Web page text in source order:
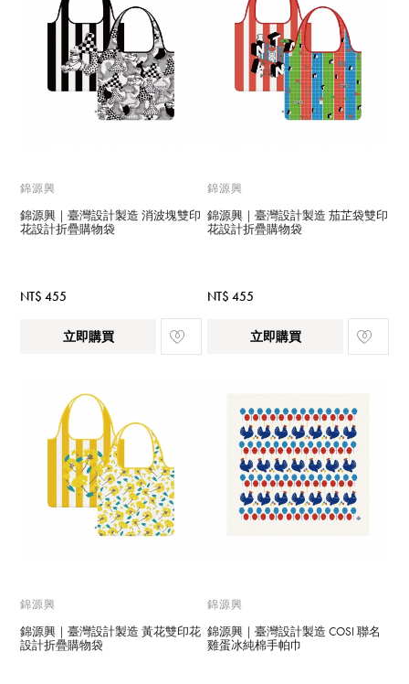
錦源興
錦源興｜臺灣設計製造 消波塊雙印
花設計折疊購物袋
NT$ 455
立即購買
錦源興
錦源興｜臺灣設計製造 茄芷袋雙印
花設計折疊購物袋
NT$ 455
立即購買
錦源興
錦源興｜臺灣設計製造 黃花雙印花
設計折疊購物袋
錦源興
錦源興｜臺灣設計製造 COSI 聯名
雞蛋冰純棉手帕巾